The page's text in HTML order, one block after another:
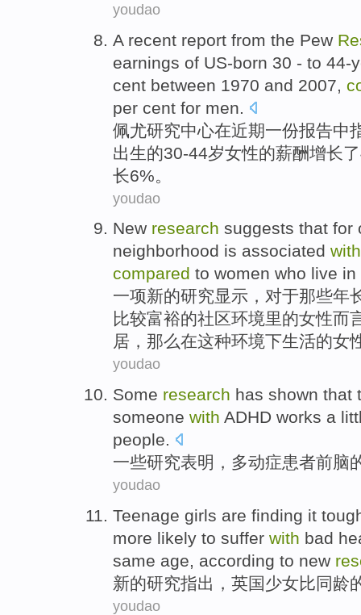
youdao
A recent report from the Pew
earnings of US-born 30 - to 44-
cent between 1970 and 2007,
per cent for men
佩尤研究中心在近期一份报告中
出生的30-44岁女性的薪酬增长
长6%。
youdao
New research suggests that for
neighborhood is associated with
compared to women who live in
一项新的研究显示 ， 对于那些年
比较富裕的社区环境里的女性而
居，那么在这种环境下生活的女
youdao
Some research has shown that
someone with ADHD works a
people.
一些研究表明 ，多动症患者前脑
youdao
Teenage girls are finding it
more likely to suffer with bad
same age, according to new
新的研究指出， 英国少女比同龄
youdao